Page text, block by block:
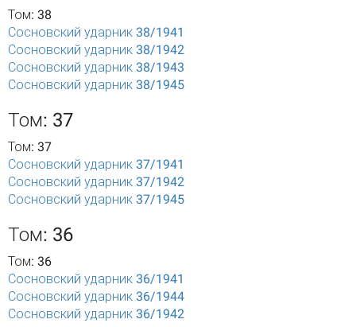
Том: 38
Сосновский ударник 38/1941
Сосновский ударник 38/1942
Сосновский ударник 38/1943
Сосновский ударник 38/1945
Том: 37
Том: 37
Сосновский ударник 37/1941
Сосновский ударник 37/1942
Сосновский ударник 37/1945
Том: 36
Том: 36
Сосновский ударник 36/1941
Сосновский ударник 36/1944
Сосновский ударник 36/1942